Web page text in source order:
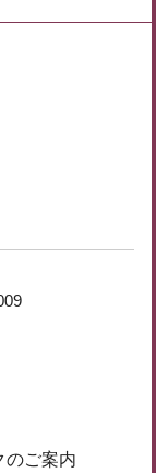
のご案内